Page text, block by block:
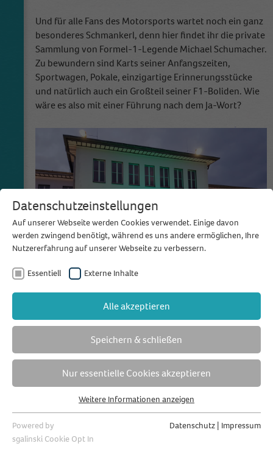
Und für alle Fans des Motorsports wartet noch ein ganz
besonderes Schmankerl, denn hier findet ihr die private
Sammlung von Formel-1-Legende Michael Schumacher.
Zu bewundern sind Karts seiner Anfangszeiten,
Sportwagen, Pokale, einzigartige Erinnerungsstücke
und natürlich auch ein Großteil seiner F1-Boliden. Wie
wäre es also mit einer Führung nach dem Ja-Wort?
Datenschutzeinstellungen
Auf unserer Webseite werden Cookies verwendet. Einige davon
werden zwingend benötigt, während es uns andere ermöglichen, Ihre
Nutzererfahrung auf unserer Webseite zu verbessern.
Essentiell Externe Inhalte
Alle akzeptieren
Speichern & schließen
Nur essentielle Cookies akzeptieren
Essentielle Cookies werden für grundlegende Funktionen der
Webseite benötigt. Dadurch ist gewährleistet, dass die Webseite
Weitere Informationen anzeigen
Powered by
sgalinski Cookie Opt In
Datenschutz | Impressum